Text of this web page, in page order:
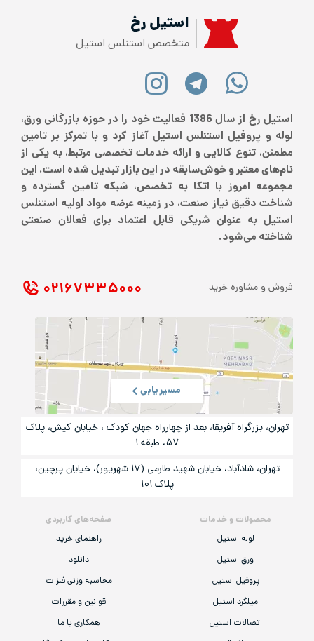
استیل رخ
متخصص استنلس استیل
استیل رخ از سال 1386 فعالیت خود را در حوزه بازرگانی ورق،
لوله و پروفیل استنلس استیل آغاز کرد و با تمرکز بر تامین
مطمئن، تنوع کالایی و ارائه خدمات تخصصی مرتبط، به یکی از
نام‌های معتبر و خوش‌سابقه در این بازار تبدیل شده است. این
مجموعه امروز با اتکا به تخصص، شبکه تامین گسترده و
شناخت دقیق نیاز صنعت، در زمینه عرضه مواد اولیه استنلس
استیل به عنوان شریکی قابل اعتماد برای فعالان صنعتی
شناخته می‌شود.
محصولات و خدمات
لوله استیل
ورق استیل
پروفیل استیل
میلگرد استیل
اتصالات استیل
صفحه‌های کاربردی
راهنمای خرید
دانلود
محاسبه وزنی فلزات
قوانین و مقررات
همکاری با ما
فروش و مشاوره خرید ۰۲۱ ۶۷۳۳۵۰۰۰
مسیریابی
تهران، بزرگراه آفریقا، بعد از چهارراه جهان کودک ، خیابان کیش، پلاک
۵۷، طبقه ۱
تهران، شادآباد، خیابان شهید طارمی (۱۷ شهریور)، خیایان پرچین،
پلاک ۱۰۱